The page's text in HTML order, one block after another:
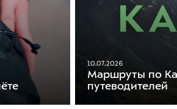
10.07.2026
Маршруты по
путеводителей